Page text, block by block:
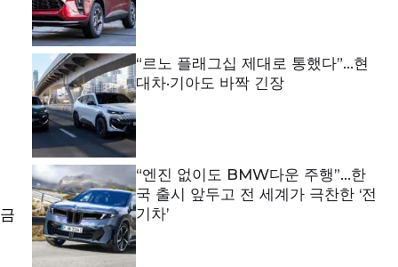
“르노 플래그십 제대로 통했다”…현
대차·기아도 바짝 긴장
“엔진 없이도 BMW다운 주행”…한
국 출시 앞두고 전 세계가 극찬한 ‘전
기차’